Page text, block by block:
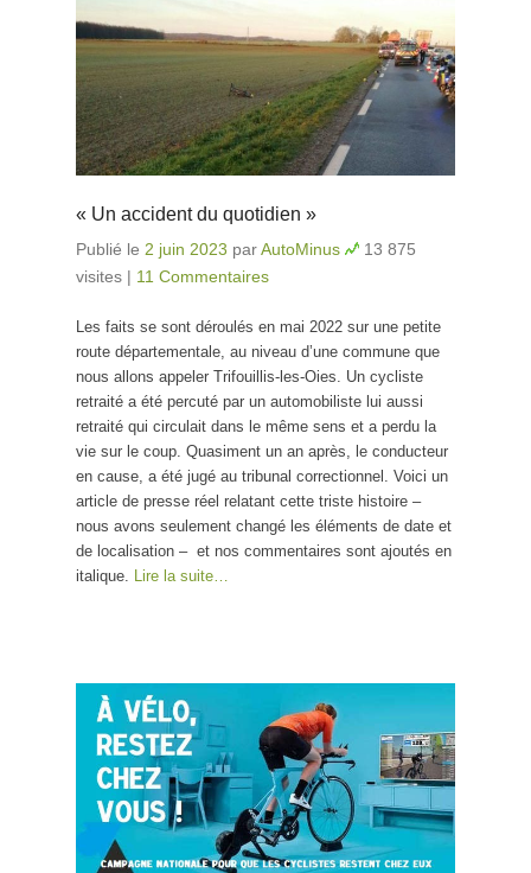
« Un accident du quotidien »
Publié le 2 juin 2023 parAutoMinus
13 875
visites | 11 Commentaires
Les faits se sont déroulés en mai 2022 sur une petite
route départementale, au niveau d’une commune que
nous allons appeler Trifouillis-les-Oies. Un cycliste
retraité a été percuté par un automobiliste lui aussi
retraité qui circulait dans le même sens et a perdu la
vie sur le coup. Quasiment un an après, le conducteur
en cause, a été jugé au tribunal correctionnel. Voici un
article de presse réel relatant cette triste histoire –
nous avons seulement changé les éléments de date et
de localisation – et nos commentaires sont ajoutés en
italique. Lire la suite…